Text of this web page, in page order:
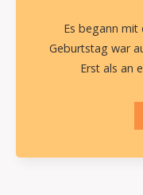
Es begann mit
Geburtstag war
Erst als an